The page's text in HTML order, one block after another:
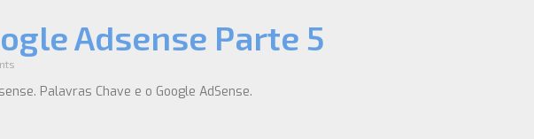
Adsense Parte 5
Palavras Chave e o Google AdSense.